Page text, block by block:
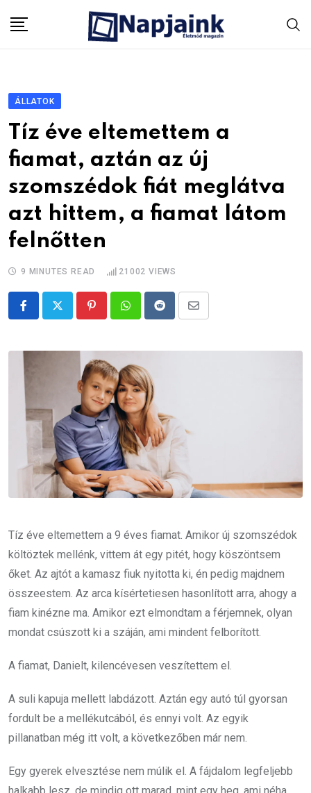
ÁLLATOK
Tíz éve eltemettem a
fiamat, aztán az új
szomszédok fiát meglátva
azt hittem, a fiamat látom
felnőtten
9 MINUTES READ 21002 VIEWS
PinterestWhatsappRedditShare
Email
Tíz éve eltemettem a 9 éves fiamat. Amikor új szomszédok
költöztek mellénk, vittem át egy pitét, hogy köszöntsem
őket. Az ajtót a kamasz fiuk nyitotta ki, én pedig majdnem
összeestem. Az arca kísértetiesen hasonlított arra, ahogy a
fiam kinézne ma. Amikor ezt elmondtam a férjemnek, olyan
mondat csúszott ki a száján, ami mindent felborított.
A fiamat, Danielt, kilencévesen veszítettem el.
A suli kapuja mellett labdázott. Aztán egy autó túl gyorsan
fordult be a mellékutcából, és ennyi volt. Az egyik
pillanatban még itt volt, a következőben már nem.
Egy gyerek elvesztése nem múlik el. A fájdalom legfeljebb